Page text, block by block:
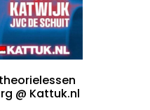
@ Kattuk.nl